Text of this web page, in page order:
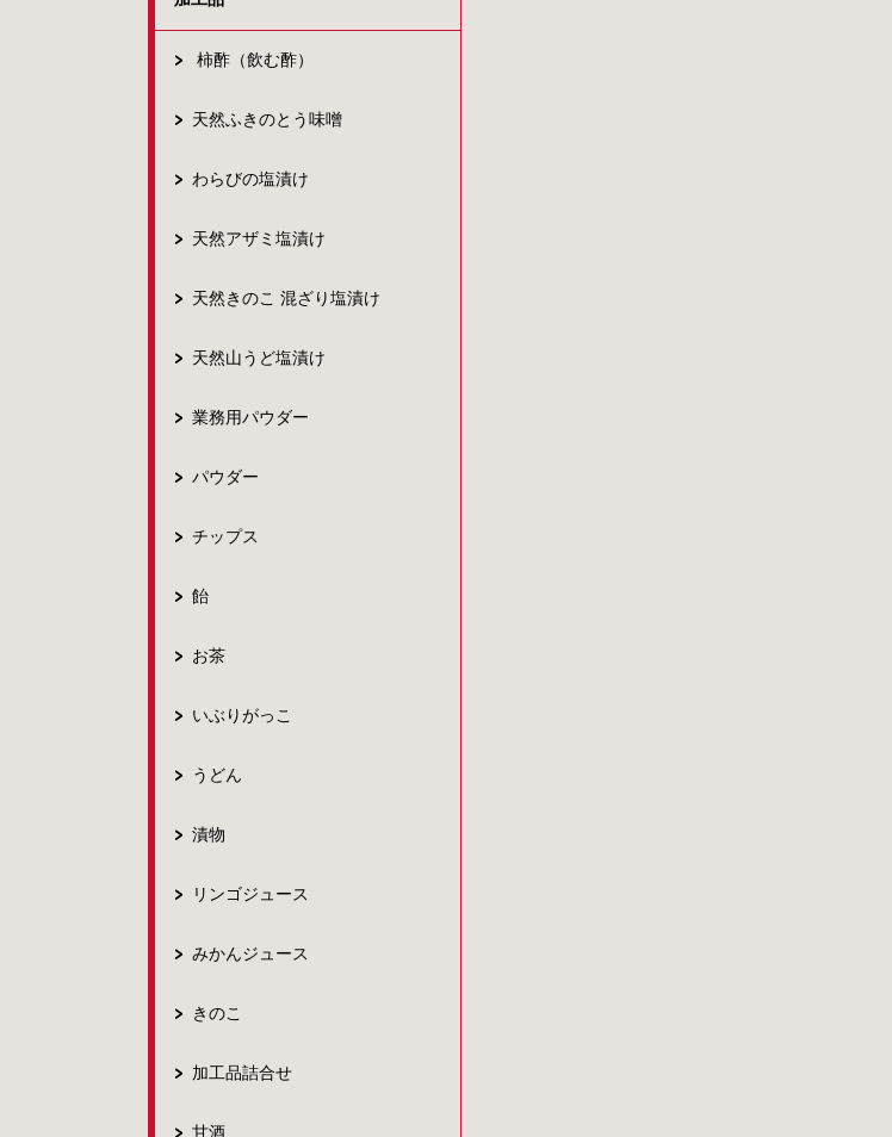
柿酢（飲む酢）
天然ふきのとう味噌
わらびの塩漬け
天然アザミ塩漬け
天然きのこ 混ざり塩漬け
天然山うど塩漬け
業務用パウダー
パウダー
チップス
飴
お茶
いぶりがっこ
うどん
漬物
リンゴジュース
みかんジュース
きのこ
加工品詰合せ
甘酒